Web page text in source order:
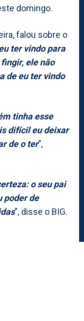
domingo.
falou sobre o
ter vindo para
ele não
de eu ter vindo
tinha esse
difícil eu deixar
de o ter”,
o seu pai
poder de
”, disse o BIG.